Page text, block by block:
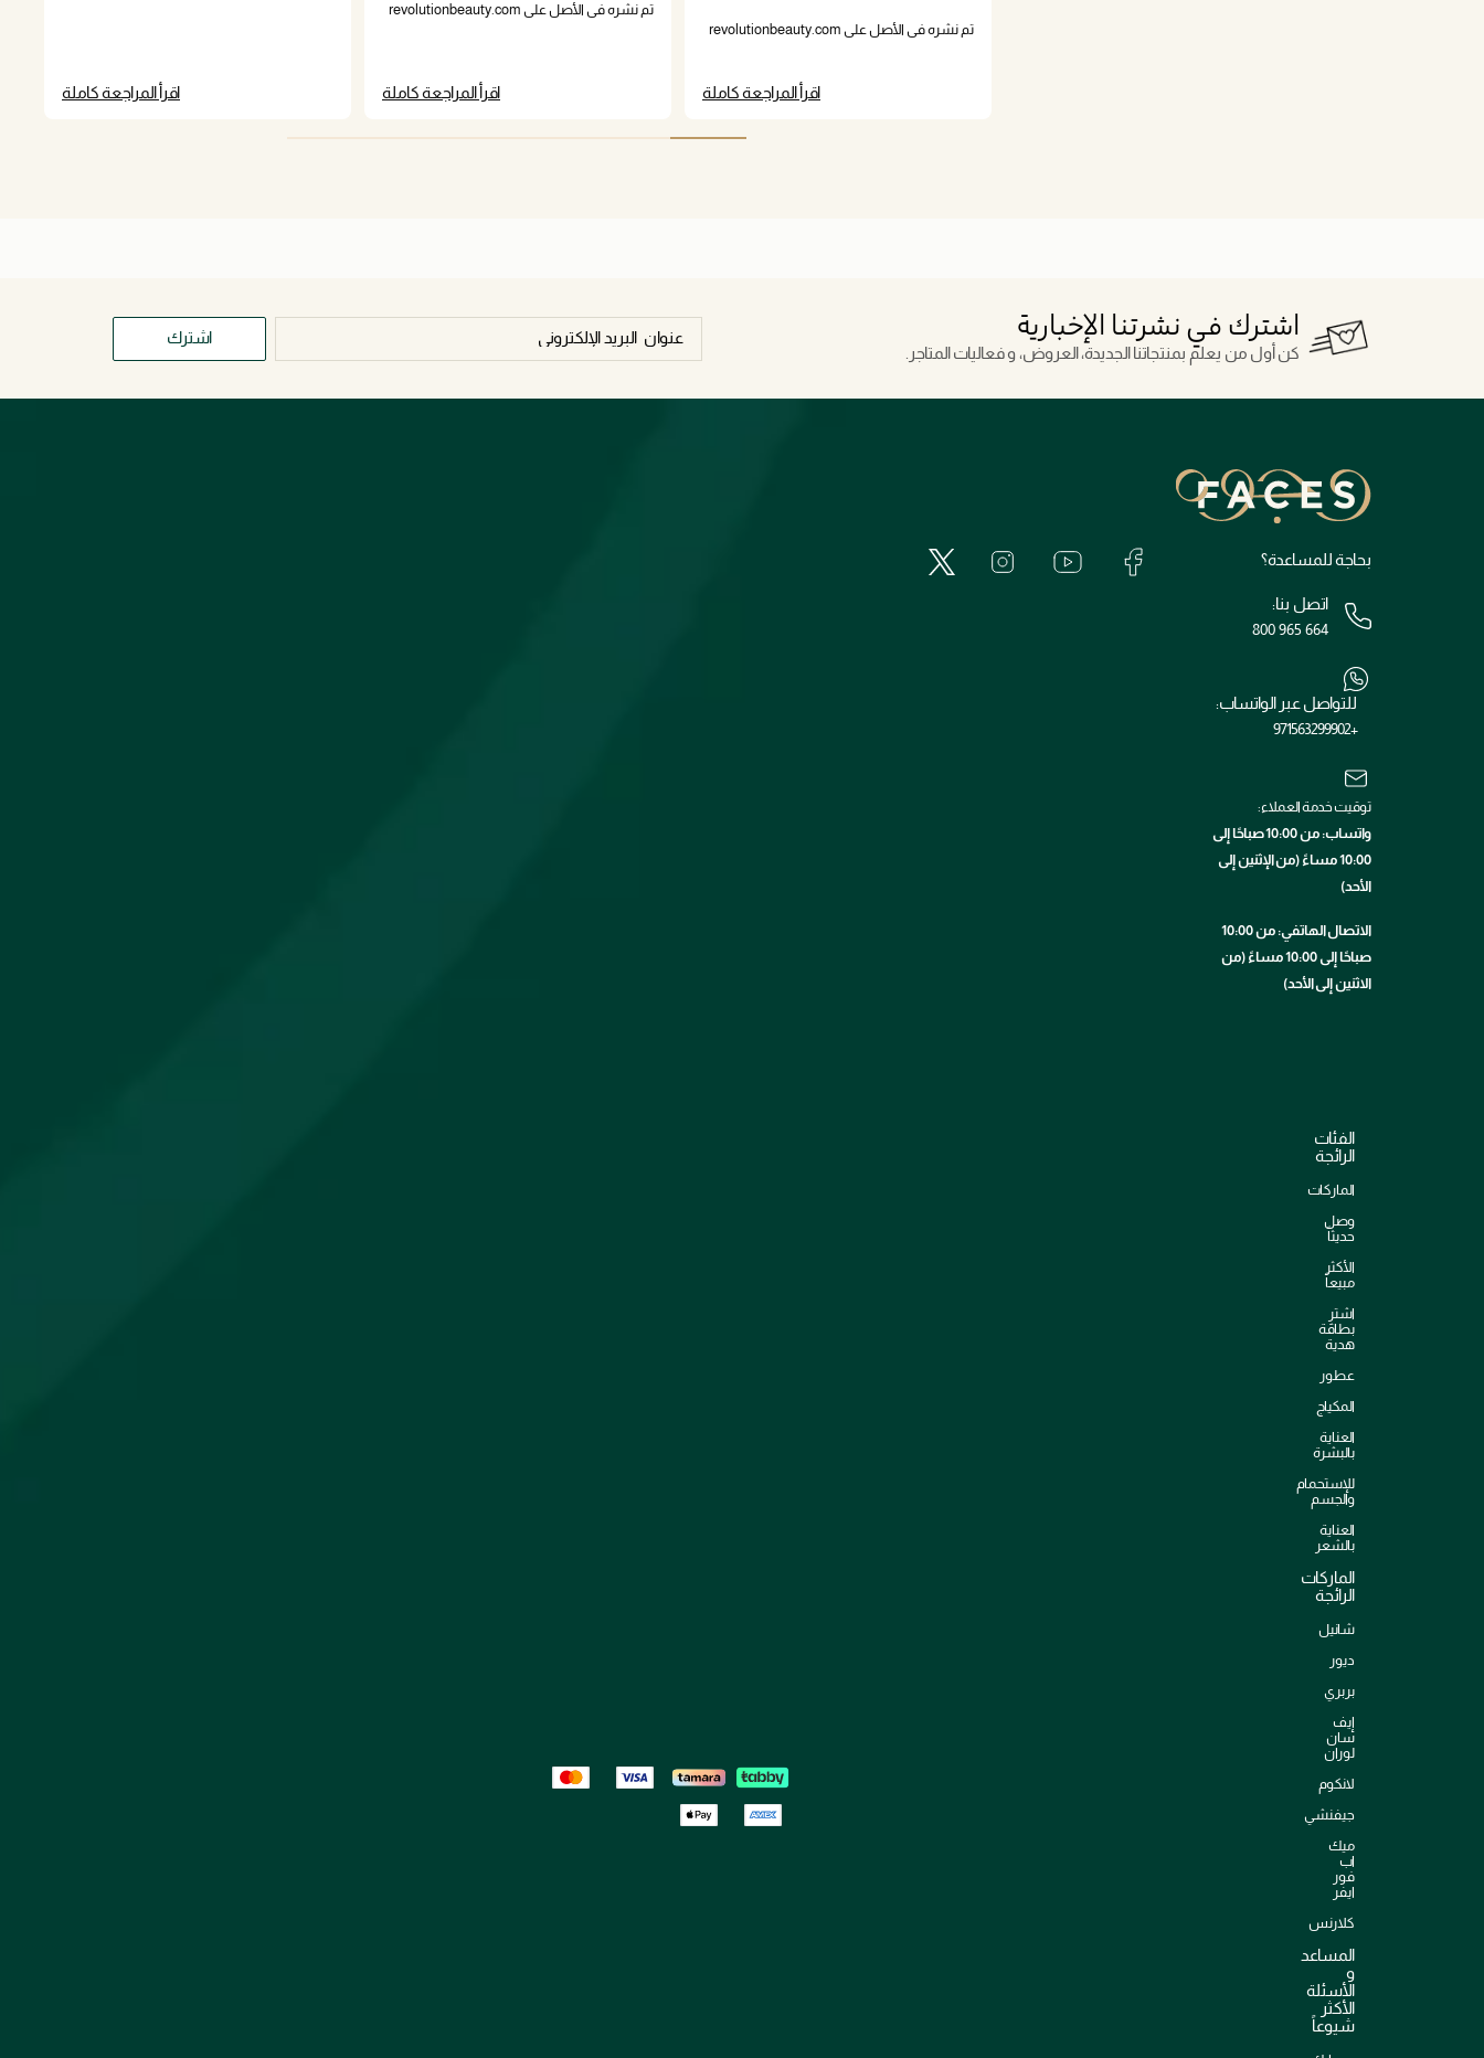
تم نشره في الأصل على revolutionbeauty.com
اقرأ المراجعة كاملة
تم نشره في الأصل على revolutionbeauty.com
اقرأ المراجعة كاملة اقرأ المراجعة كاملة
اشترك في نشرتنا الإخبارية
كن أول من يعلم بمنتجاتنا الجديدة، العروض، و فعاليات المتاجر.
اشترك
بحاجة للمساعدة؟
اتصل بنا:
800 965 664
للتواصل عبر الواتساب:
+971563299902
توقيت خدمة العملاء:
واتساب: من 10:00 صباحًا إلى
10:00 مساءً (من الإثنين إلى
الأحد)
الاتصال الهاتفي: من 10:00
صباحًا إلى 10:00 مساءً (من
الاثنين إلى الأحد)
الفئات
الرائجة
الماركات
وصل
حديثاً
الأكثر
مبيعاً
اشترِ
بطاقة
هدية
عطور
المكياج
العناية
بالبشرة
للإستحمام
والجسم
العناية
بالشعر
الماركات
الرائجة
شانيل
ديور
بربري
إيف
سان
لوران
لانكوم
جيفنشي
ميك
اب
فور
ايفر
كلارنس
المساعد
و
الأسئلة
الأكثر
شيوعاً